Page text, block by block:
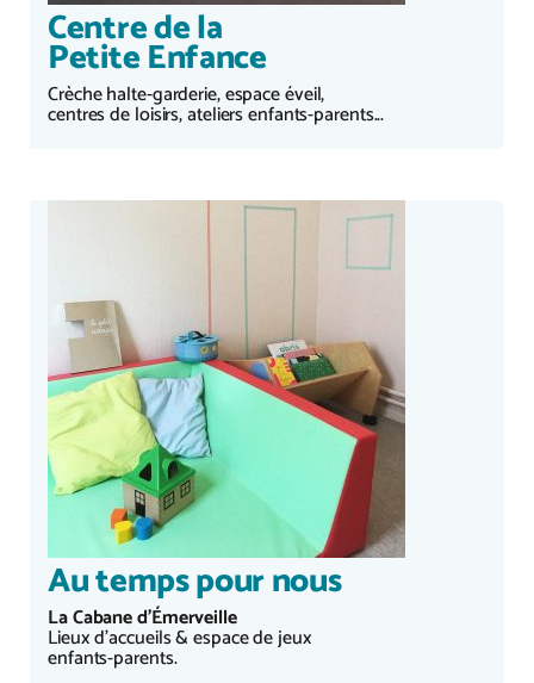
Centre de la
Petite Enfance
Crèche halte-garderie, espace éveil,
centres de loisirs, ateliers enfants-parents...
Au temps pour nous
La Cabane d'Émerveille
Lieux d'accueils & espace de jeux
enfants-parents.